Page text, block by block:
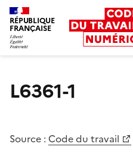
RÉPUBLIQUE
FRANÇAISE
L6361-1
Source : Code du travail